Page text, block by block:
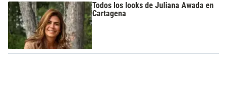
Todos los looks de Juliana Awada en
Cartagena